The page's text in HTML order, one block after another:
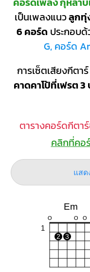
เป็นเพลงแนวลูกทุ่
6 คอร์ด ประกอบด้
G, คอร์ด
การเซ็ตเสียงกีตา
คาดคาโป้ที่เฟรต
ตารางคอร์ดกีตา
คลิกที่คอ
แสด
Em
O O O
1
2 3